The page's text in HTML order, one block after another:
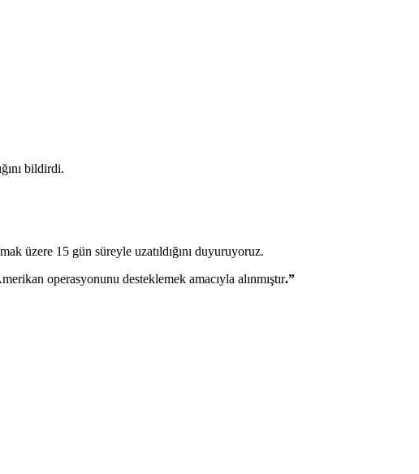
bildirdi.
üzere 15 gün süreyle uzatıldığını duyuruyoruz.
operasyonunu desteklemek amacıyla alınmıştır.”